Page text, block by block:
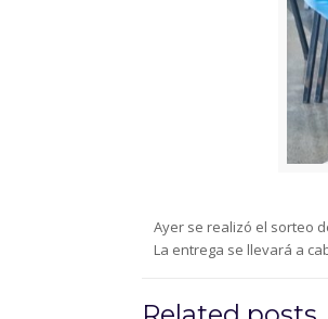
Ayer se realizó el sorteo
La entrega se llevará a